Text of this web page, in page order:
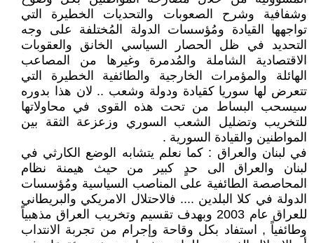
وشفافية وشرح الصعوبات والتحديات الخطيرة التي
تواجهها القيادة ومُؤسسات الدولة المُختلفة على وجه
التحديد في ظل الحصار السياسي الخانق والعقوبات
الاقتصادية الشاملة والمُدمرة وغيرها من المصاعب
الهائلة والمؤمرات الخارجية والطائفية الخطيرة التي
تتعرض لها سوريا كقيادة ودولة وشعب .. لان هذا بدوره
سيسحب البساط من تحت هذه القوى في محاولاتها
للتخريب وتضليل الشعب السوري وزعزعة الثقة بين
المواطنين والقيادة السورية .
في لبنان والعراق : كما نعلم يتشابه الوضع الكارثي في
لبنان والعراق الى حدٍ كبير من حيث هيمنة نظام
المحاصصة الطائفية على المناصب السياسية ومُؤسسات
الدولة في كلا البلدين .... فالاحتلال الامريكي والبريطاني
للعراق عام 2003 وبهدف تقسيم وتخريب العراق مذهبياً
وطائفياً , استفاد بكل وقاحة وإجرام من تجربة الانتداب